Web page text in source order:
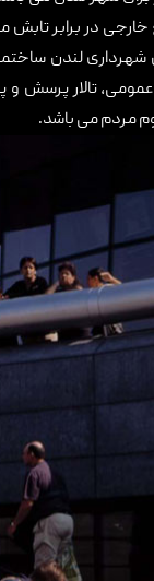
در برابر
تالار پرسش
مردم می باشد.